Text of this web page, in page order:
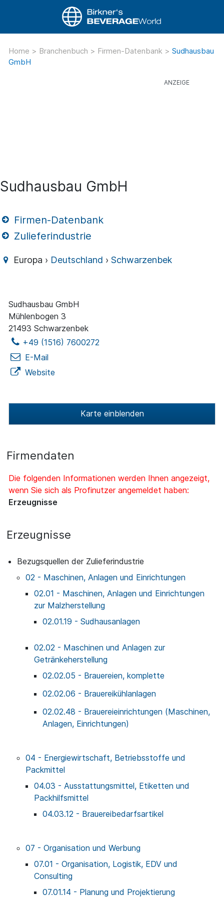
Home > Branchenbuch > Firmen-Datenbank > Sudhausbau
GmbH
Sudhausbau GmbH
Firmen-Datenbank
Zulieferindustrie
Europa › Deutschland ›Schwarzenbek
Sudhausbau GmbH
Mühlenbogen 3
21493 Schwarzenbek
+49 (1516) 7600272
E-Mail
Website
Karte einblenden
Firmendaten
Die folgenden Informationen werden Ihnen angezeigt,
wenn Sie sich als Profinutzer angemeldet haben:
Erzeugnisse
Erzeugnisse
Bezugsquellen der Zulieferindustrie
02 - Maschinen, Anlagen und Einrichtungen
02.01 - Maschinen, Anlagen und Einrichtungen
zur Malzherstellung
02.01.19 - Sudhausanlagen
02.02 - Maschinen und Anlagen zur
Getränkeherstellung
02.02.05 - Brauereien, komplette
02.02.06 - Brauereikühlanlagen
02.02.48 - Brauereieinrichtungen (Maschinen,
Anlagen, Einrichtungen)
04 - Energiewirtschaft, Betriebsstoffe und
Packmittel
04.03 - Ausstattungsmittel, Etiketten und
Packhilfsmittel
04.03.12 - Brauereibedarfsartikel
07 - Organisation und Werbung
07.01 - Organisation, Logistik, EDV und
Consulting
07.01.14 - Planung und Projektierung